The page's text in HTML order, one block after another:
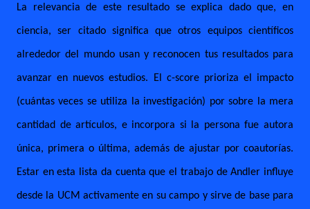
La relevancia de este resultado se explica dado que, en
ciencia, ser citado significa que otros equipos científicos
alrededor del mundo usan y reconocen tus resultados para
avanzar en nuevos estudios. El c-score prioriza el impacto
(cuántas veces se utiliza la investigación) por sobre la mera
cantidad de artículos, e incorpora si la persona fue autora
única, primera o última, además de ajustar por coautorías.
Estar en esta lista da cuenta que el trabajo de Andler influye
desde la UCM activamente en su campo y sirve de base para